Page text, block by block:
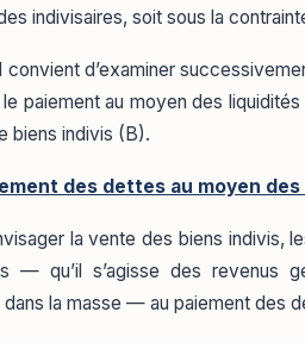
indivisaires, soit sous la
convient d’examiner
paiement au moyen des
biens indivis (B).
des dettes au moyen
la vente des biens indivis,
— qu’il s’agisse des revenus
la masse — au paiement des